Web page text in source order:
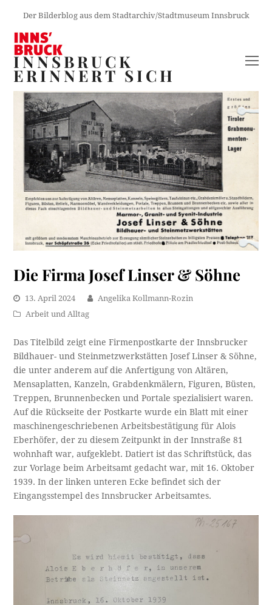
Der Bilderblog aus dem Stadtarchiv/Stadtmuseum Innsbruck
INNSBRUCK
ERINNERT SICH
Die Firma Josef Linser & Söhne
13. April 2024
Angelika Kollmann-Rozin
Arbeit und Alltag
Das Titelbild zeigt eine Firmenpostkarte der Innsbrucker
Bildhauer- und Steinmetzwerkstätten Josef Linser & Söhne,
die unter anderem auf die Anfertigung von Altären,
Mensaplatten, Kanzeln, Grabdenkmälern, Figuren, Büsten,
Treppen, Brunnenbecken und Portale spezialisiert waren.
Auf die Rückseite der Postkarte wurde ein Blatt mit einer
maschinengeschriebenen Arbeitsbestätigung für Alois
Eberhöfer, der zu diesem Zeitpunkt in der Innstraße 81
wohnhaft war, aufgeklebt. Datiert ist das Schriftstück, das
zur Vorlage beim Arbeitsamt gedacht war, mit 16. Oktober
1939. In der linken unteren Ecke befindet sich der
Eingangsstempel des Innsbrucker Arbeitsamtes.